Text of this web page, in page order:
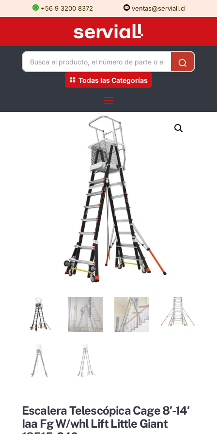
+56 9 3200 8372 ventas@serviall.cl
Todas las Categorías
Escalera Telescópica Cage 8′-14′
Iaa Fg W/whl Lift Little Giant